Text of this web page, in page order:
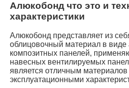
Алюкобонд что это и
характеристики
Алюкобонд представляет из
облицовочный материал в
композитных панелей,
навесных вентилируемых
является отличным
эксплуатационными